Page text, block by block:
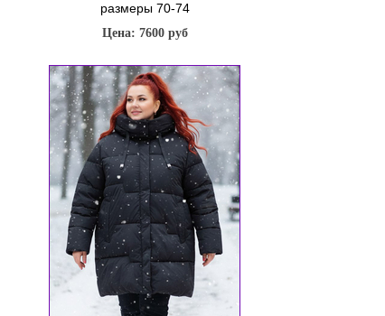
размеры 70-74
Цена: 7600 руб